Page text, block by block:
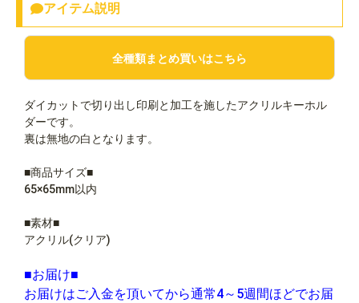
アイテム説明
全種類まとめ買いはこちら
ダイカットで切り出し印刷と加工を施したアクリルキーホル
ダーです。
裏は無地の白となります。
■商品サイズ■
65×65mm以内
■素材■
アクリル(クリア)
■お届け■
お届けはご入金を頂いてから通常4～5週間ほどでお届